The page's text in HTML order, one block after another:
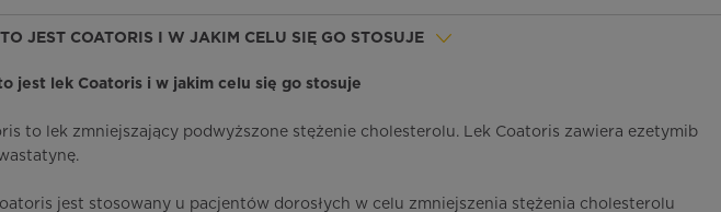
JEST COATORIS I W JAKIM CELU SIĘ GO STOSUJE
jest lek Coatoris i w jakim celu się go stosuje
to lek zmniejszający podwyższone stężenie cholesterolu. Lek Coatoris zawiera ezetymib
jest stosowany u pacjentów dorosłych w celu zmniejszenia stężenia cholesterolu